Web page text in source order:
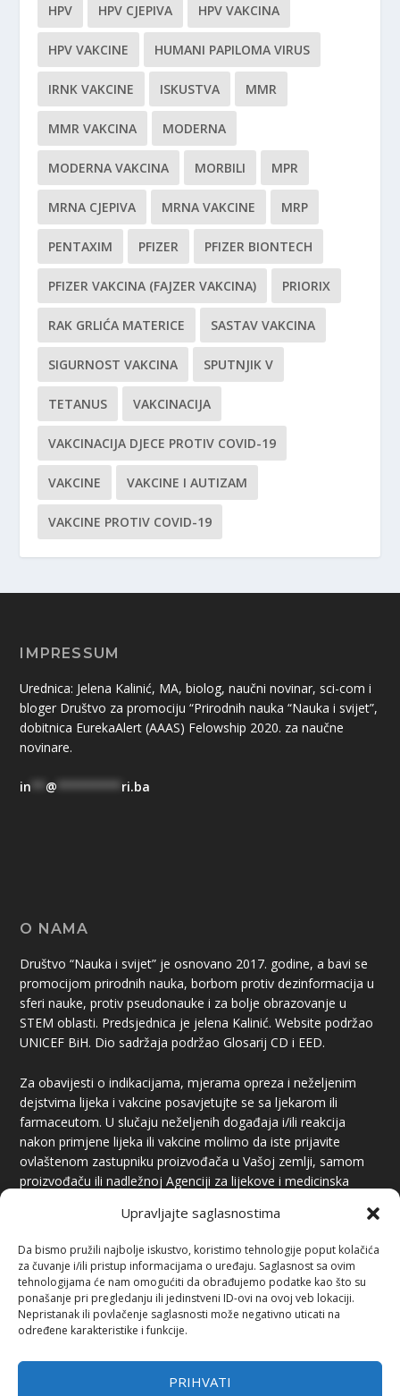
Upravljajte saglasnostima
Da bismo pružili najbolje iskustvo, koristimo tehnologije poput kolačića
za čuvanje i/ili pristup informacijama o uređaju. Saglasnost sa ovim
tehnologijama će nam omogućiti da obrađujemo podatke kao što su
ponašanje pri pregledanju ili jedinstveni ID-ovi na ovoj veb lokaciji.
Nepristanak ili povlačenje saglasnosti može negativno uticati na
određene karakteristike i funkcije.
PRIHVATI
HPV HPV CJEPIVA HPV VAKCINA
HPV VAKCINE HUMANI PAPILOMA VIRUS
IRNK VAKCINE ISKUSTVA MMR
MMR VAKCINA MODERNA
MODERNA VAKCINA MORBILI MPR
MRNA CJEPIVA MRNA VAKCINE MRP
PENTAXIM PFIZER PFIZER BIONTECH
PFIZER VAKCINA (FAJZER VAKCINA) PRIORIX
RAK GRLIĆA MATERICE SASTAV VAKCINA
SIGURNOST VAKCINA SPUTNJIK V
TETANUS VAKCINACIJA
VAKCINACIJA DJECE PROTIV COVID-19
VAKCINE VAKCINE I AUTIZAM
VAKCINE PROTIV COVID-19
IMPRESSUM
Urednica: Jelena Kalinić, MA, biolog, naučni novinar, sci-com i
bloger Društvo za promociju “Prirodnih nauka “Nauka i svijet”,
dobitnica EurekaAlert (AAAS) Felowship 2020. za naučne
novinare.
in ** @ ********* ri.ba
O NAMA
Društvo “Nauka i svijet” je osnovano 2017. godine, a bavi se
promocijom prirodnih nauka, borbom protiv dezinformacija u
sferi nauke, protiv pseudonauke i za bolje obrazovanje u
STEM oblasti. Predsjednica je jelena Kalinić. Website podržao
UNICEF BiH. Dio sadržaja podržao Glosarij CD i EED.
Za obavijesti o indikacijama, mjerama opreza i neželjenim
dejstvima lijeka i vakcine posavjetujte se sa ljekarom ili
farmaceutom. U slučaju neželjenih događaja i/ili reakcija
nakon primjene lijeka ili vakcine molimo da iste prijavite
ovlaštenom zastupniku proizvođača u Vašoj zemlji, samom
proizvođaču ili nadležnoj Agenciji za lijekove i medicinska
PREUZIMANJE SADRŽAJA
Preuzimanje sadržaja je dozvoljeno uz obavezno navođenje